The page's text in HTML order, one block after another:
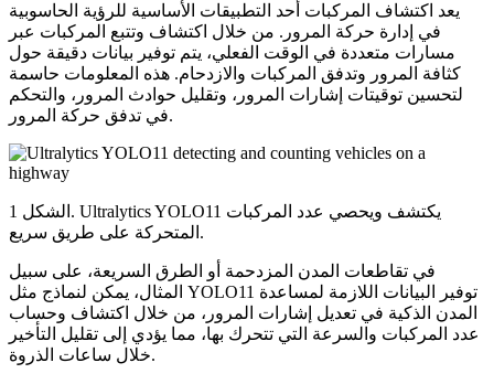
يعد اكتشاف المركبات أحد التطبيقات الأساسية للرؤية الحاسوبية
في إدارة حركة المرور. من خلال اكتشاف وتتبع المركبات عبر
مسارات متعددة في الوقت الفعلي، يتم توفير بيانات دقيقة حول
كثافة المرور وتدفق المركبات والازدحام. هذه المعلومات حاسمة
لتحسين توقيتات إشارات المرور، وتقليل حوادث المرور، والتحكم
في تدفق حركة المرور.
الشكل 1. Ultralytics YOLO11 يكتشف ويحصي عدد المركبات
المتحركة على طريق سريع.
في تقاطعات المدن المزدحمة أو الطرق السريعة، على سبيل
المثال، يمكن لنماذج مثل YOLO11 توفير البيانات اللازمة لمساعدة
المدن الذكية في تعديل إشارات المرور، من خلال اكتشاف وحساب
عدد المركبات والسرعة التي تتحرك بها، مما يؤدي إلى تقليل التأخير
خلال ساعات الذروة.